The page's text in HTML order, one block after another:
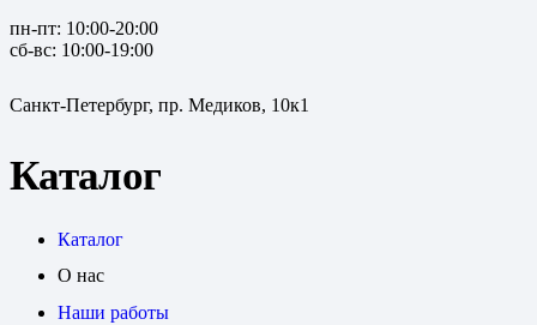
пн-пт: 10:00-20:00
сб-вс: 10:00-19:00
Санкт-Петербург, пр. Медиков, 10к1
Каталог
Каталог
О нас
Наши работы